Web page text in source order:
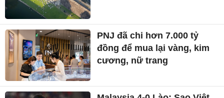
PNJ đã chi hơn 7.000 tỷ
đồng để mua lại vàng, kim
cương, nữ trang